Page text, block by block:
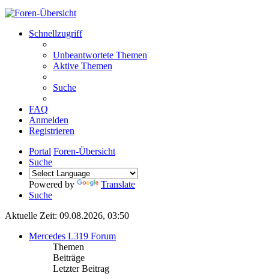
Schnellzugriff
Unbeantwortete Themen
Aktive Themen
Suche
FAQ
Anmelden
Registrieren
Portal Foren-Übersicht
Suche
Powered by
Translate
Suche
Aktuelle Zeit: 09.08.2026, 03:50
Mercedes L319 Forum
Themen
Beiträge
Letzter Beitrag